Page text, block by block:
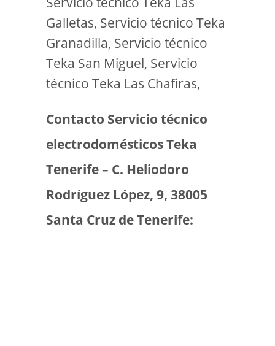
Galletas, Servicio técnico Teka
Granadilla, Servicio técnico
Teka San Miguel, Servicio
técnico Teka Las Chafiras,
Contacto Servicio técnico
electrodomésticos Teka
Tenerife – C. Heliodoro
Rodríguez López, 9, 38005
Santa Cruz de Tenerife: